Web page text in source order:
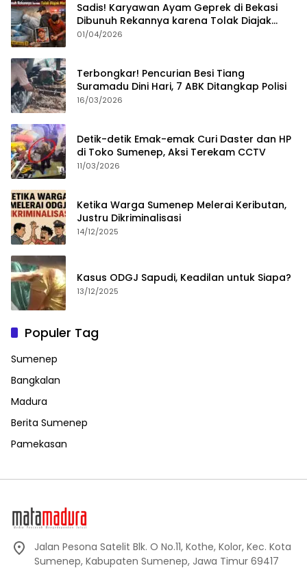
Sadis! Karyawan Ayam Geprek di Bekasi
Dibunuh Rekannya karena Tolak Diajak
Merampok Majikan
01/04/2026
Terbongkar! Pencurian Besi Tiang
Suramadu Dini Hari, 7 ABK Ditangkap Polisi
16/03/2026
Detik-detik Emak-emak Curi Daster dan HP
di Toko Sumenep, Aksi Terekam CCTV
11/03/2026
Ketika Warga Sumenep Melerai Keributan,
Justru Dikriminalisasi
14/12/2025
Kasus ODGJ Sapudi, Keadilan untuk Siapa?
13/12/2025
Populer Tag
Sumenep
Bangkalan
Madura
Berita Sumenep
Pamekasan
Jalan Pesona Satelit Blk. O No.11, Kothe, Kolor, Kec. Kota
Sumenep, Kabupaten Sumenep, Jawa Timur 69417